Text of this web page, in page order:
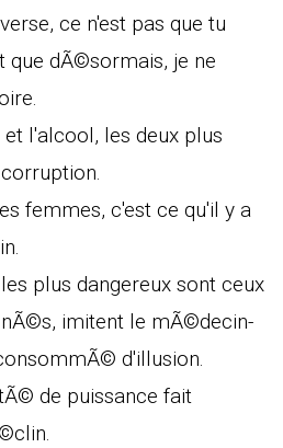
ce n'est pas que tu
que dÃ©sormais, je ne
l'alcool, les deux plus
femmes, c'est ce qu'il y a
plus dangereux sont ceux
imitent le mÃ©decin-
d'illusion.
de puissance fait